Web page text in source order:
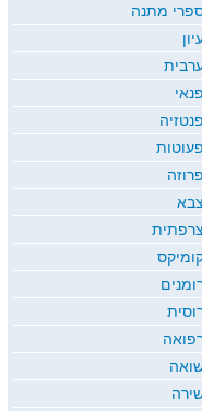
מתנה
פנאי
פנטזיה
פעוטות
פרוזה
צבא
צרפתית